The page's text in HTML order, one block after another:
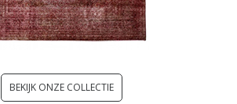
BEKIJK ONZE COLLECTIE